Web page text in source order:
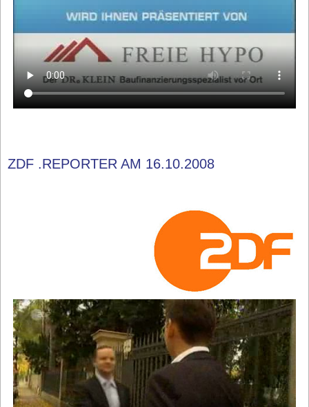
ZDF .REPORTER AM 16.10.2008